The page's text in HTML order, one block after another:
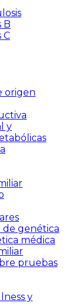
B
C
origen
y
de genética
médica
pruebas
y